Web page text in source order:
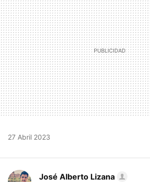
27 Abril 2023
José Alberto Lizana